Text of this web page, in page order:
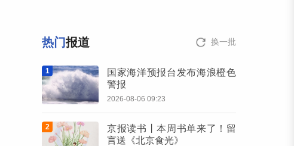
热门报道 换一批
1
国家海洋预报台发布海浪橙色
警报
2026-08-06 09:23
2
京报读书丨本周书单来了！留
言送《北京食光》